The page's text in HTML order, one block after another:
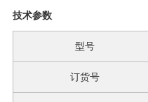
技术参数
型号
订货号